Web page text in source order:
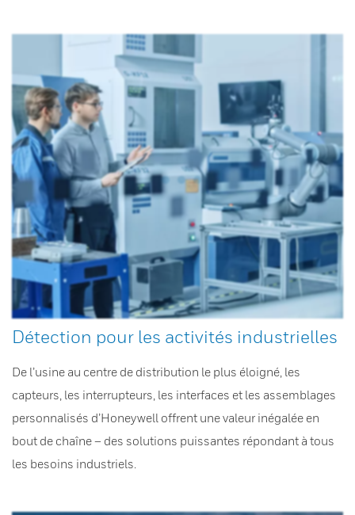
Détection pour les activités industrielles
De l’usine au centre de distribution le plus éloigné, les
capteurs, les interrupteurs, les interfaces et les assemblages
personnalisés d’Honeywell offrent une valeur inégalée en
bout de chaîne – des solutions puissantes répondant à tous
les besoins industriels.